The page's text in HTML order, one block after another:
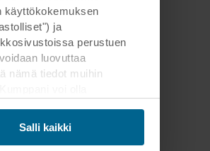
käyttökokemuksen
ja
perustuen
luovuttaa
nämä tiedot muihin
Salli kaikki
ovat tärkeässä
häiriöttömän työskentely-
keskustelut vierekkäisissä